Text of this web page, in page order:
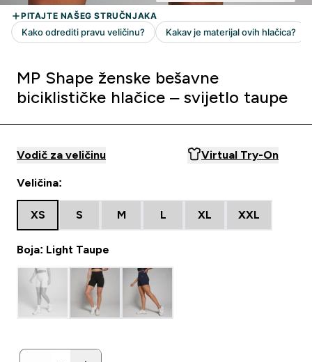
MP Shape ženske bešavne
biciklističke hlačice – svijetlo taupe
Vodič za veličinu Virtual Try-On
Veličina:
XS S M L XL XXL
Boja: Light Taupe